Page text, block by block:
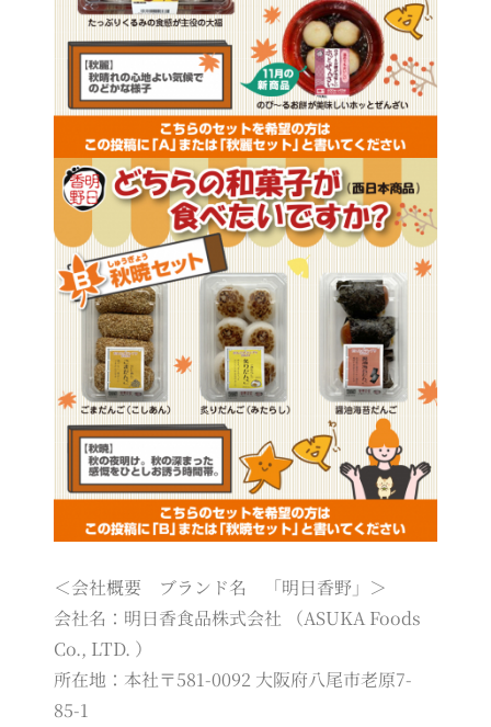
＜会社概要 ブランド名 「明日香野」＞
会社名：明日香食品株式会社 （ASUKA Foods
Co., LTD. ）
所在地：本社〒581-0092 大阪府八尾市老原7-
85-1